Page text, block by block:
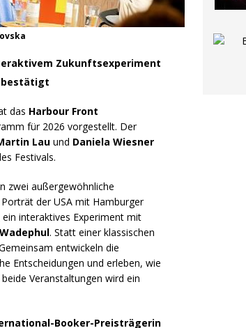
Zukunftsexperiment
bestätigt
das Harbour Front
für 2026 vorgestellt. Der
Lau und Daniela Wiesner
Festivals.
zwei außergewöhnliche
der USA mit Hamburger
ein interaktives Experiment mit
. Statt einer klassischen
entwickeln die
Entscheidungen und erleben, wie
Veranstaltungen wird ein
Booker-Preisträgerin